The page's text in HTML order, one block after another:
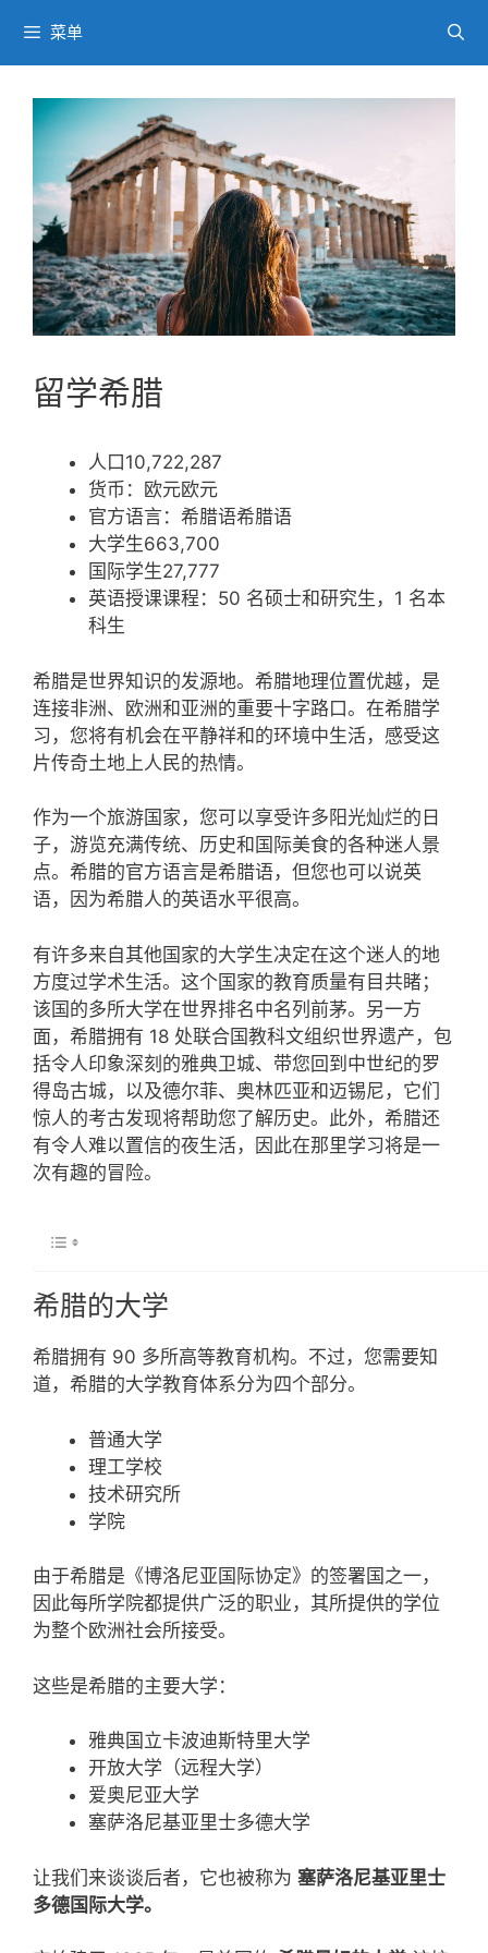
内
菜单
留学希腊
人口10,722,287
货币：欧元欧元
官方语言：希腊语希腊语
大学生663,700
国际学生27,777
英语授课课程：50 名硕士和研究生，1 名本
科生
希腊是世界知识的发源地。希腊地理位置优越，是
连接非洲、欧洲和亚洲的重要十字路口。在希腊学
习，您将有机会在平静祥和的环境中生活，感受这
片传奇土地上人民的热情。
作为一个旅游国家，您可以享受许多阳光灿烂的日
子，游览充满传统、历史和国际美食的各种迷人景
点。希腊的官方语言是希腊语，但您也可以说英
语，因为希腊人的英语水平很高。
有许多来自其他国家的大学生决定在这个迷人的地
方度过学术生活。这个国家的教育质量有目共睹；
该国的多所大学在世界排名中名列前茅。另一方
面，希腊拥有 18 处联合国教科文组织世界遗产，包
括令人印象深刻的雅典卫城、带您回到中世纪的罗
得岛古城，以及德尔菲、奥林匹亚和迈锡尼，它们
惊人的考古发现将帮助您了解历史。此外，希腊还
有令人难以置信的夜生活，因此在那里学习将是一
次有趣的冒险。
希腊的大学
希腊拥有 90 多所高等教育机构。不过，您需要知
道，希腊的大学教育体系分为四个部分。
普通大学
理工学校
技术研究所
学院
由于希腊是《博洛尼亚国际协定》的签署国之一，
因此每所学院都提供广泛的职业，其所提供的学位
为整个欧洲社会所接受。
这些是希腊的主要大学：
雅典国立卡波迪斯特里大学
开放大学（远程大学）
爱奥尼亚大学
塞萨洛尼基亚里士多德大学
让我们来谈谈后者，它也被称为 塞萨洛尼基亚里士
多德国际大学。